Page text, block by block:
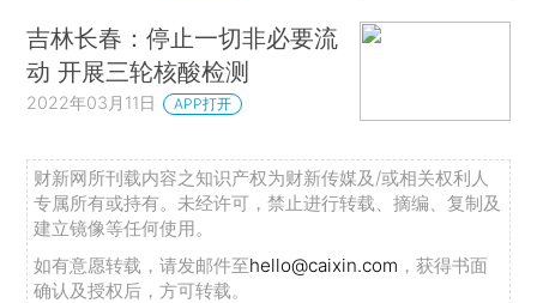
吉林长春：停止一切非必要流
动 开展三轮核酸检测
2022年03月11日 APP打开
财新网所刊载内容之知识产权为财新传媒及/或相关权利人
专属所有或持有。未经许可，禁止进行转载、摘编、复制及
建立镜像等任何使用。
如有意愿转载，请发邮件至hello@caixin.com ，获得书面
确认及授权后，方可转载。